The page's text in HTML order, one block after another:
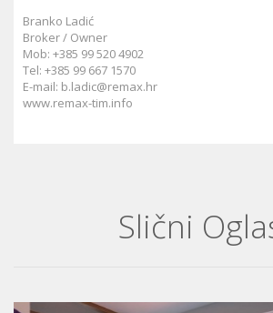
Branko Ladić
Broker / Owner
Mob: +385 99 520 4902
Tel: +385 99 667 1570
E-mail: b.ladic@remax.hr
www.remax-tim.info
Slični
115,000 € ~ 866,417 kn